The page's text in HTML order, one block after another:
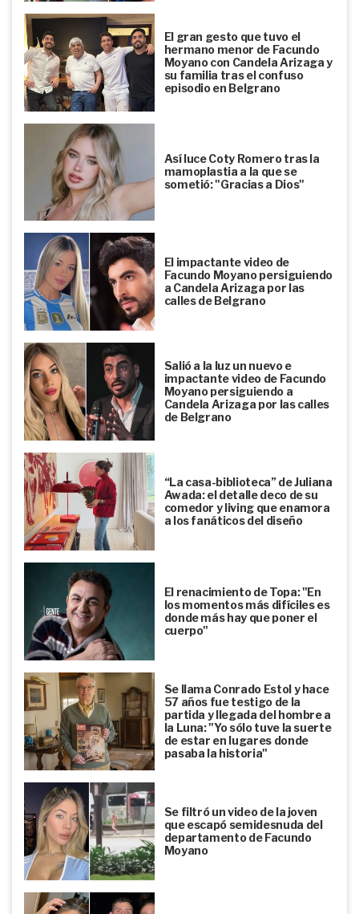
El gran gesto que tuvo el
hermano menor de Facundo
Moyano con Candela Arizaga y
su familia tras el confuso
episodio en Belgrano
Así luce Coty Romero tras la
mamoplastia a la que se
sometió: "Gracias a Dios"
El impactante video de
Facundo Moyano persiguiendo
a Candela Arizaga por las
calles de Belgrano
Salió a la luz un nuevo e
impactante video de Facundo
Moyano persiguiendo a
Candela Arizaga por las calles
de Belgrano
“La casa-biblioteca” de Juliana
Awada: el detalle deco de su
comedor y living que enamora
a los fanáticos del diseño
El renacimiento de Topa: "En
los momentos más difíciles es
donde más hay que poner el
cuerpo"
Se llama Conrado Estol y hace
57 años fue testigo de la
partida y llegada del hombre a
la Luna: "Yo sólo tuve la suerte
de estar en lugares donde
pasaba la historia"
Se filtró un video de la joven
que escapó semidesnuda del
departamento de Facundo
Moyano